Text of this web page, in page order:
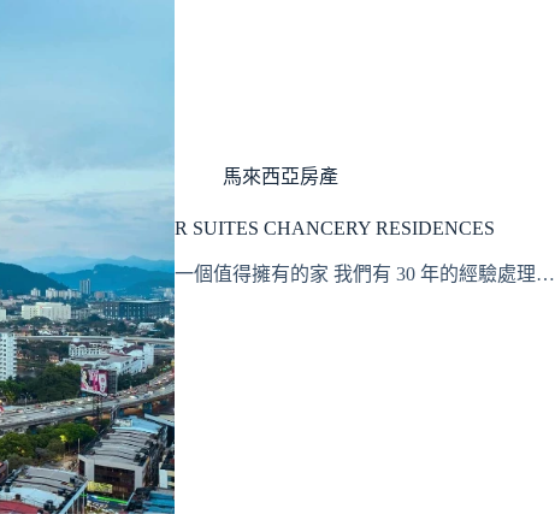
馬來西亞房產
R SUITES CHANCERY RESIDENCES
一個值得擁有的家 我們有 30 年的經驗處理…